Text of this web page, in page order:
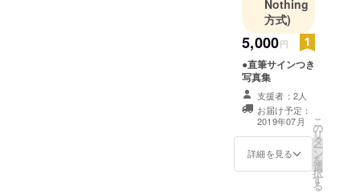
Mでは、イベ
ント出演権
や雑誌オー
ディション
を開催して
おり、配信
者のオーガ
ナイザーと
しての活動
もしており
Nothing
方式)
5,000円
●直筆サインつき
写真集
支援者：2人
お届け予定：
2019年07月
詳細を見る
こ
の
リ
タ
ー
ン
を
選
択
す
る